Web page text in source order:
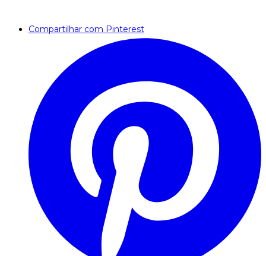
Compartilhar com Pinterest